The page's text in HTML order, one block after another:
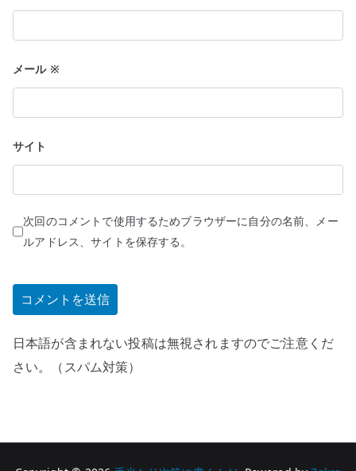
メール ※
サイト
次回のコメントで使用するためブラウザーに自分の名前、メー
ルアドレス、サイトを保存する。
日本語が含まれない投稿は無視されますのでご注意くだ
さい。（スパム対策）